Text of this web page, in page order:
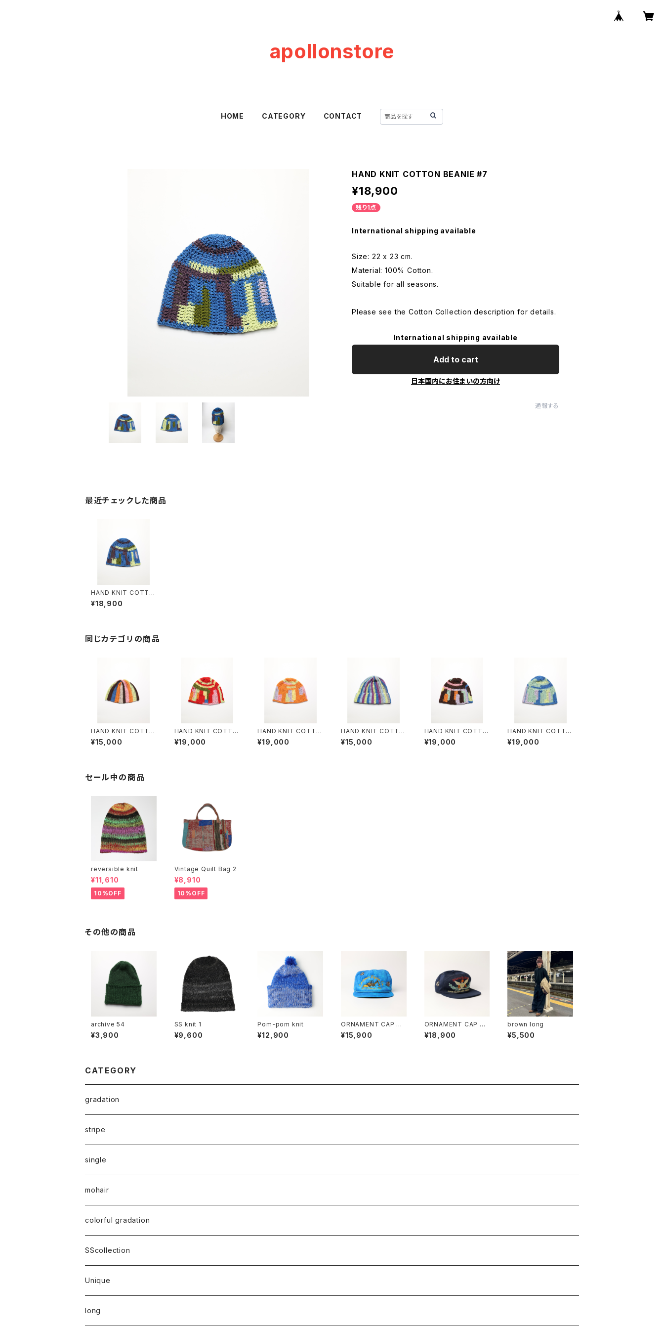
apollonstore
HOME CATEGORY CONTACT
HAND KNIT COTTON BEANIE #7
¥18,900
残り1点
International shipping available
Size: 22 x 23 cm.
Material: 100% Cotton.
Suitable for all seasons.
Please see the Cotton Collection description for details.
International shipping available
Add to cart
日本国内にお住まいの方向け
通報する
最近チェックした商品
HAND KNIT COTTO
N BEANIE #7
¥18,900
同じカテゴリの商品
HAND KNIT COTTO
N BEANIE #4
¥15,000
HAND KNIT COTTO
N BEANIE #6
¥19,000
HAND KNIT COTTO
N BEANIE #8
¥19,000
HAND KNIT COTTO
N BEANIE #10
¥15,000
HAND KNIT COTTO
N BEANIE #12
¥19,000
HAND KNIT COTTO
N BEANIE #13
¥19,000
セール中の商品
reversible knit
¥11,610
10%OFF
Vintage Quilt Bag 2
¥8,910
10%OFF
その他の商品
archive 54
¥3,900
SS knit 1
¥9,600
Pom-pom knit
¥12,900
ORNAMENT CAP #1
4
¥15,900
ORNAMENT CAP #1
2
¥18,900
brown long
¥5,500
CATEGORY
gradation
stripe
single
mohair
colorful gradation
SScollection
Unique
long